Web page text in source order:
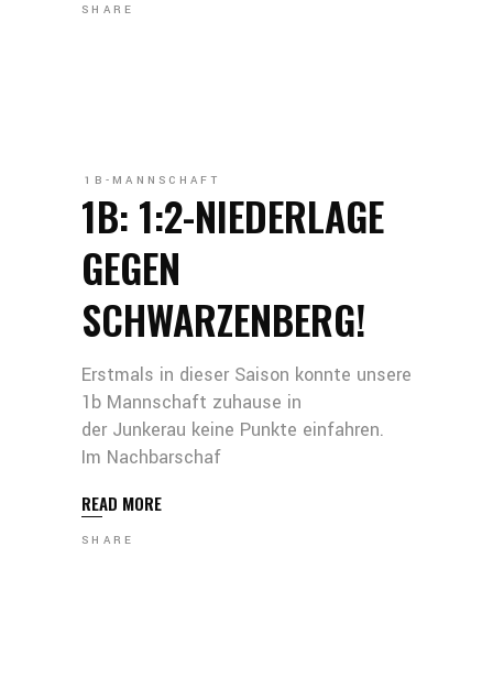
SHARE
1B-MANNSCHAFT
1B: 1:2-NIEDERLAGE
GEGEN
SCHWARZENBERG!
Erstmals in dieser Saison konnte unsere
1b Mannschaft zuhause in
der Junkerau keine Punkte einfahren.
Im Nachbarschaf
READ MORE
SHARE